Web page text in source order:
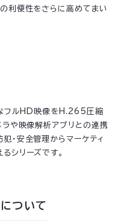
利便性をさらに高めてまい
フルHD映像をH.265圧縮
や映像解析アプリとの連携
・安全管理からマーケティ
シリーズです。
ついて